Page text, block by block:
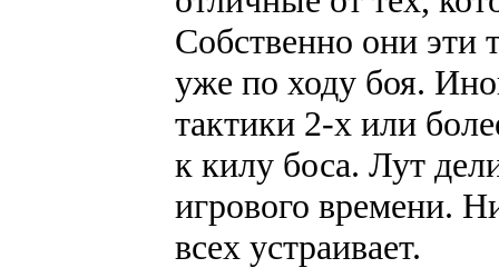
Собственно они
уже по ходу боя.
тактики 2-х или
к килу боса. Лут
игрового времени.
всех устраивает.